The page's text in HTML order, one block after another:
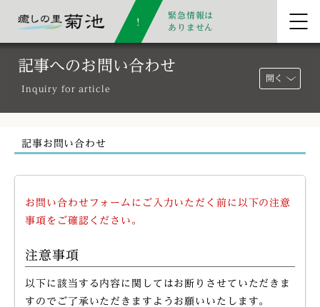
緊急情報は
ありません
記事へのお問い合わせ
Inquiry for article
開く
記事お問い合わせ
お問い合わせフォームにご入力いただく前に以下の注意
事項をご確認ください。
注意事項
以下に該当する内容に関してはお断りさせていただきま
すのでご了承いただきますようお願いいたします。